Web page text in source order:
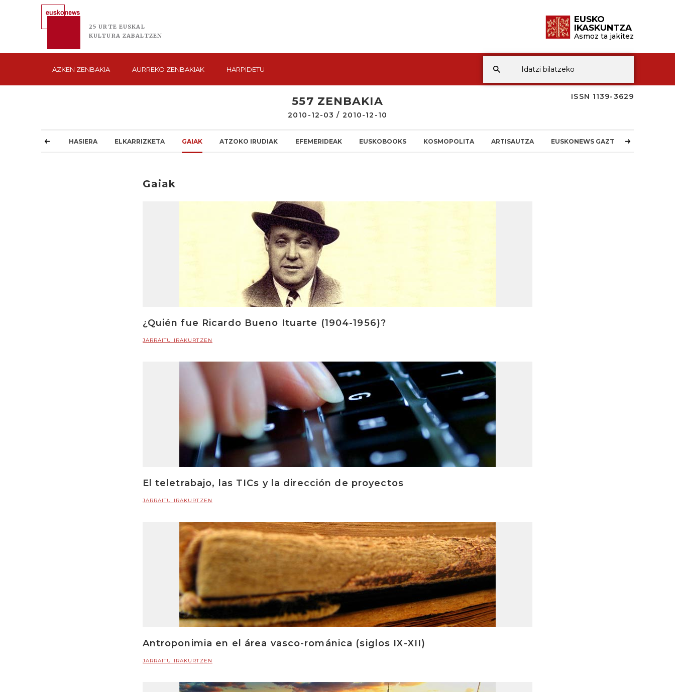
25 URTE EUSKAL
KULTURA ZABALTZEN
EUSKO
IKASKUNTZA
Asmoz ta jakitez
AZKEN ZENBAKIA AURREKO ZENBAKIAK HARPIDETU
ISSN 1139-3629
557 ZENBAKIA
2010-12-03 / 2010-12-10
HASIERA ELKARRIZKETA GAIAK ATZOKO IRUDIAK EFEMERIDEAK EUSKOBOOKS KOSMOPOLITA ARTISAUTZA EUSKONEWS GAZTEA
Gaiak
¿Quién fue Ricardo Bueno Ituarte (1904-1956)?
JARRAITU IRAKURTZEN
El teletrabajo, las TICs y la dirección de proyectos
JARRAITU IRAKURTZEN
Antroponimia en el área vasco-románica (siglos IX-XII)
JARRAITU IRAKURTZEN